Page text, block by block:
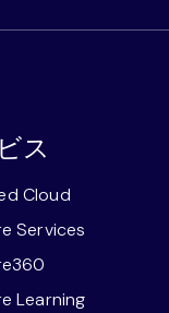
ス
Cloud
Services
Learning